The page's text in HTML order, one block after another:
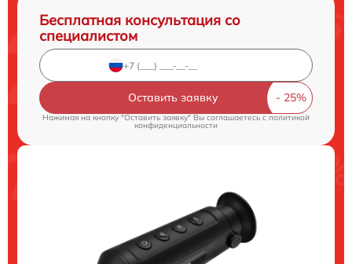
Бесплатная консультация со
специалистом
Оставить заявку
Нажимая на кнопку "Оставить заявку" Вы соглашаетесь cполитикой
конфиденциальности